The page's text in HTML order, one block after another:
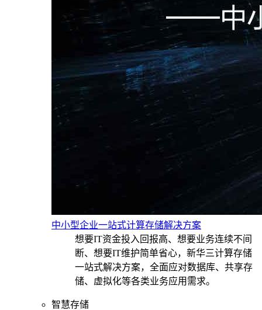
中小型企业一站式计算存储解决方案
想要IT资金投入回报高、想要业务连续不间
断、想要IT维护简单省心，新华三计算存储
一站式解决方案，全面应对数据库、共享存
储、虚拟化等各类业务应用需求。
智慧存储